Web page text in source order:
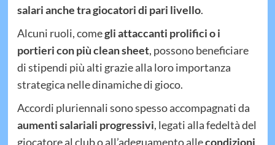
salari anche tra giocatori di pari livello.
Alcuni ruoli, comegli attaccanti prolifici o i
portieri con più clean sheet, possono beneficiare
di stipendi più alti grazie alla loro importanza
strategica nelle dinamiche di gioco.
Accordi pluriennali sono spesso accompagnati da
aumenti salariali progressivi, legati alla fedeltà del
giocatore al club o all’adeguamento allecondizioni